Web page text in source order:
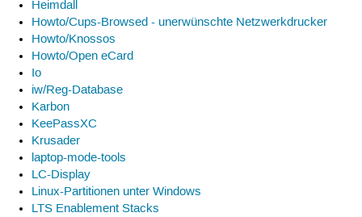
Heimdall
Howto/Cups-Browsed - unerwünschte Netzwerkdrucker
Howto/Knossos
Howto/Open eCard
Io
iw/Reg-Database
Karbon
KeePassXC
Krusader
laptop-mode-tools
LC-Display
Linux-Partitionen unter Windows
LTS Enablement Stacks